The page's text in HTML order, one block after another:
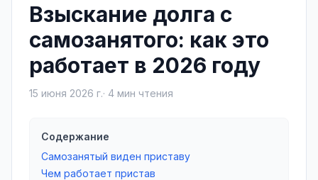
Взыскание долга с
самозанятого: как это
работает в 2026 году
15 июня 2026 г.· 4 мин чтения
Содержание
Самозанятый виден приставу
Чем работает пристав